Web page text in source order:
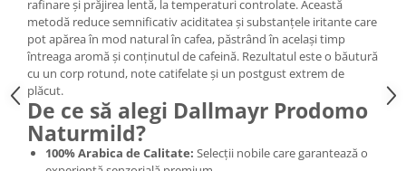
rafinare și prăjirea lentă, la temperaturi controlate. Această
metodă reduce semnificativ aciditatea și substanțele iritante care
pot apărea în mod natural în cafea, păstrând în același timp
întreaga aromă și conținutul de cafeină. Rezultatul este o băutură
cu un corp rotund, note catifelate și un postgust extrem de
plăcut.
De ce să alegi Dallmayr Prodomo
Naturmild?
100% Arabica de Calitate: Selecții nobile care garantează o